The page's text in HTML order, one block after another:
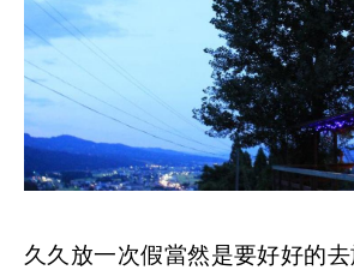
久久放一次假當然是要好好的